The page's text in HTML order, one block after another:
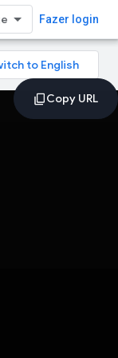
Fazer login